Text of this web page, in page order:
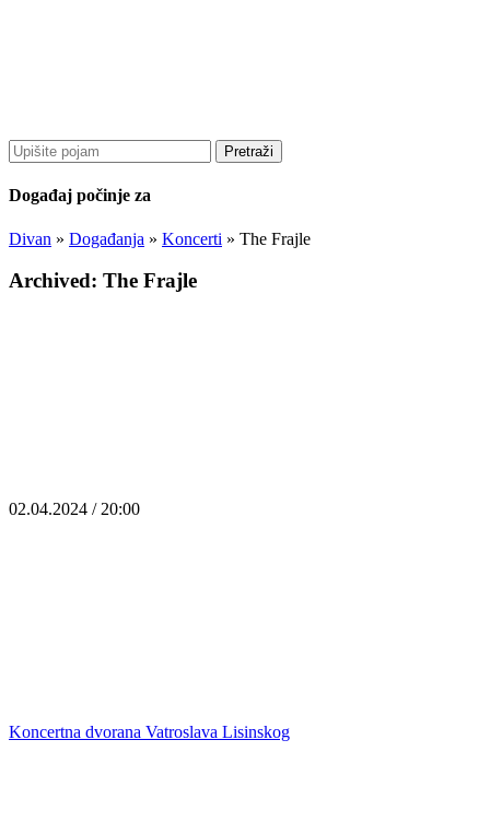
Pretraži
Događaj počinje za
Divan » Događanja » Koncerti » The Frajle
Archived: The Frajle
02.04.2024 / 20:00
Koncertna dvorana Vatroslava Lisinskog